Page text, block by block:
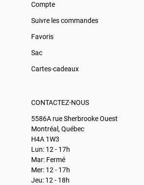
Compte
Suivre les commandes
Favoris
Sac
Cartes-cadeaux
CONTACTEZ-NOUS
5586A rue Sherbrooke Ouest
Montréal, Québec
H4A 1W3
Lun: 12 - 17h
Mar: Fermé
Mer: 12 - 17h
Jeu: 12 - 18h